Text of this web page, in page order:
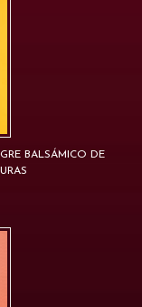
BALSÁMICO DE